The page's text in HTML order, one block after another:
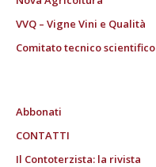
VVQ – Vigne Vini e Qualità
Comitato tecnico scientifico
Abbonati
CONTATTI
Il Contoterzista: la rivista